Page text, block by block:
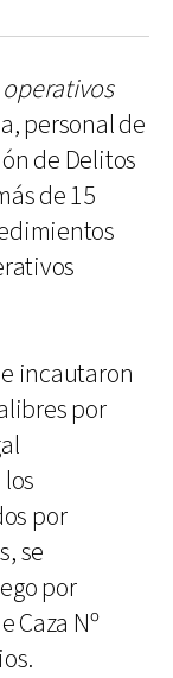
personal de
de Delitos
de 15
incautaron
por
por
se
por
Caza Nº